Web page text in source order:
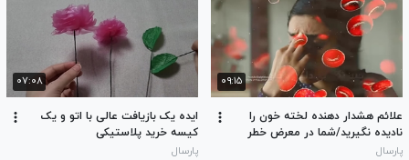
۰۹:۱۵
علائم هشدار دهنده لخته خون را
نادیده نگیرید/شما در معرض خطر
هستید!
پارسال
۰۷:۰۸
ایده یک بازیافت عالی با اتو و یک
کیسه خرید پلاستیکی
پارسال